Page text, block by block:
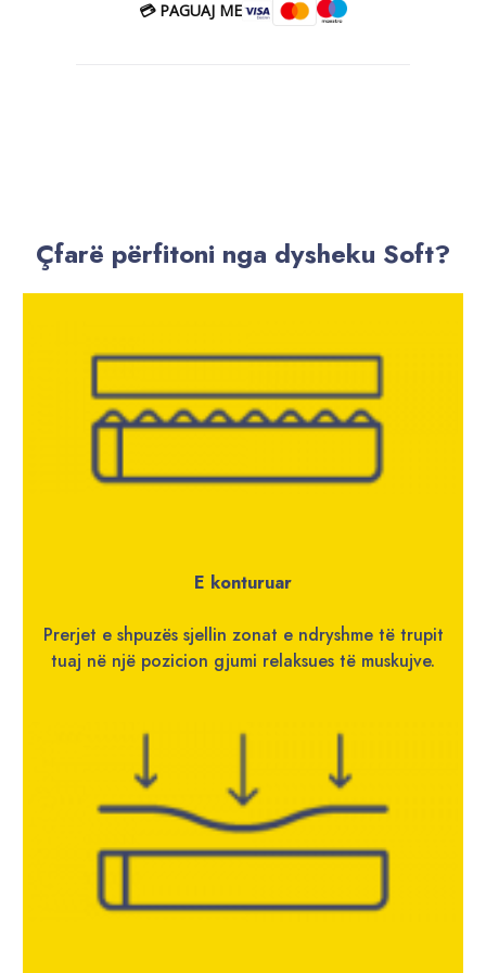
💳 PAGUAJ ME
Çfarë përfitoni nga dysheku Soft?
E konturuar
Prerjet e shpuzës sjellin zonat e ndryshme të trupit
tuaj në një pozicion gjumi relaksues të muskujve.